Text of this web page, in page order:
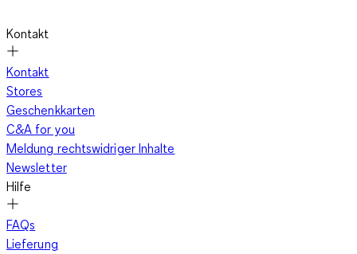
Kontakt
Kontakt
Stores
Geschenkkarten
C&A for you
Meldung rechtswidriger Inhalte
Newsletter
Hilfe
FAQs
Lieferung